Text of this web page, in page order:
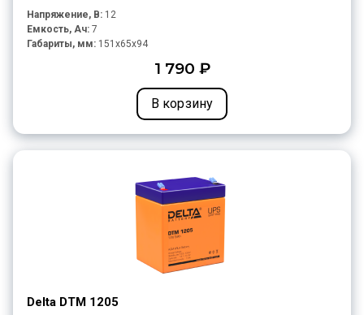
Напряжение, В: 12
Емкость, Ач: 7
Габариты, мм: 151x65x94
1 790 ₽
В корзину
Delta DTM 1205